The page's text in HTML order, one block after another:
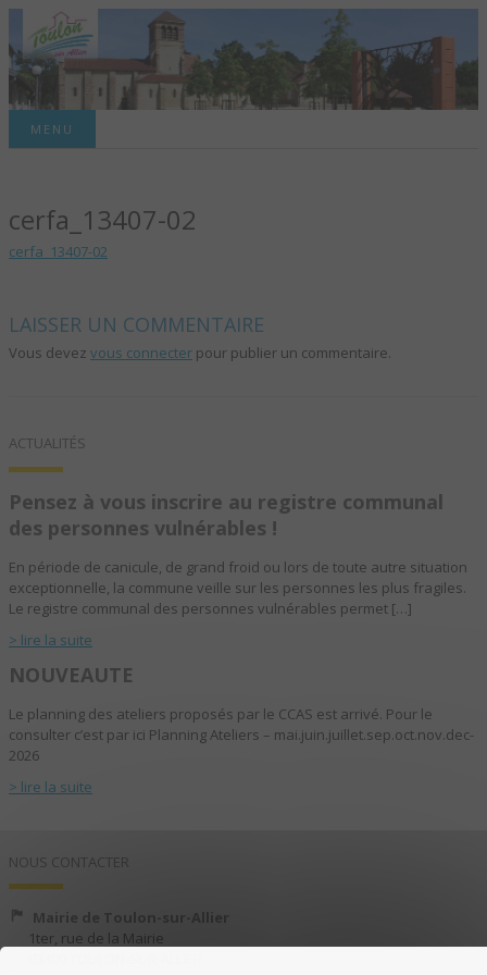
TOULON-SUR-
ALLIER – SITE
COMMUNE
MENU
cerfa_13407-02
cerfa_13407-02
LAISSER UN COMMENTAIRE
Vous devez vous connecter pour publier un commentaire.
ACTUALITÉS
Pensez à vous inscrire au registre communal
des personnes vulnérables !
En période de canicule, de grand froid ou lors de toute autre situation
exceptionnelle, la commune veille sur les personnes les plus fragiles.
Le registre communal des personnes vulnérables permet […]
> lire la suite
NOUVEAUTE
Le planning des ateliers proposés par le CCAS est arrivé. Pour le
consulter c’est par ici Planning Ateliers – mai.juin.juillet.sep.oct.nov.dec-
2026
> lire la suite
NOUS CONTACTER
Mairie de Toulon-sur-Allier
1ter, rue de la Mairie